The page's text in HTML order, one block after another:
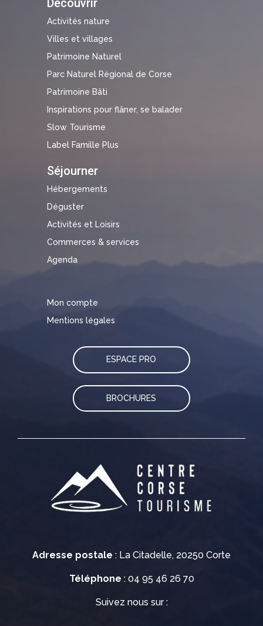
Adresse postale : La Citadelle, 20250 Corte
Téléphone : 04 95 46 26 70
Suivez nous sur :
Découvrir
Activités nature
Villes et villages
Patrimoine Naturel
Parc Naturel Régional de Corse
Patrimoine Bâti
Inspirations pour flâner, se balader
Slow Tourisme
Label Famille Plus
Séjourner
Hébergements
Déguster
Activités et Loisirs
Commerces & services
Agenda
Mon compte
Mentions légales
ESPACE PRO
BROCHURES